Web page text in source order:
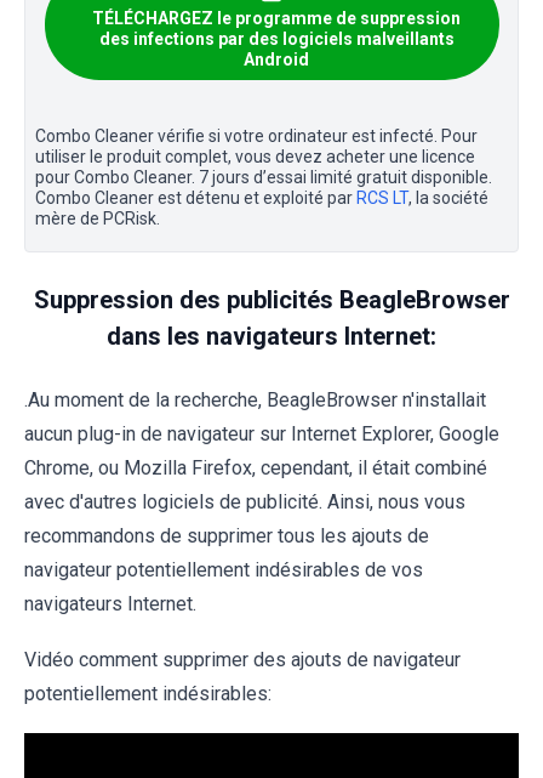
TÉLÉCHARGEZ le programme de suppression
des infections par des logiciels malveillants
Android
Combo Cleaner vérifie si votre ordinateur est infecté. Pour
utiliser le produit complet, vous devez acheter une licence
pour Combo Cleaner. 7 jours d’essai limité gratuit disponible.
Combo Cleaner est détenu et exploité par RCS LT, la société
mère de PCRisk.
Suppression des publicités BeagleBrowser
dans les navigateurs Internet:
.Au moment de la recherche, BeagleBrowser n'installait
aucun plug-in de navigateur sur Internet Explorer, Google
Chrome, ou Mozilla Firefox, cependant, il était combiné
avec d'autres logiciels de publicité. Ainsi, nous vous
recommandons de supprimer tous les ajouts de
navigateur potentiellement indésirables de vos
navigateurs Internet.
Vidéo comment supprimer des ajouts de navigateur
potentiellement indésirables: